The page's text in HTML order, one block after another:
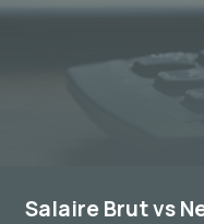
Salaire Brut vs